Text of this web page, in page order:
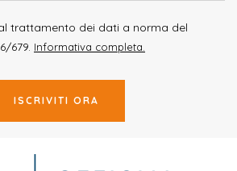
trattamento dei dati a norma del
679. Informativa completa.
ISCRIVITI ORA